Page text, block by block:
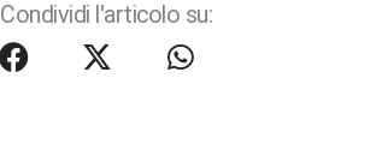
Condividi l'articolo su: